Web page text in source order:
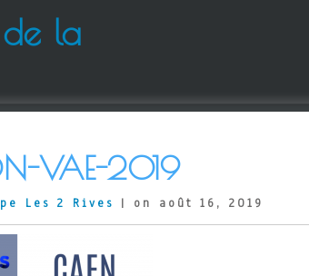
la
VAE-2019
Les 2 Rives | on août 16, 2019